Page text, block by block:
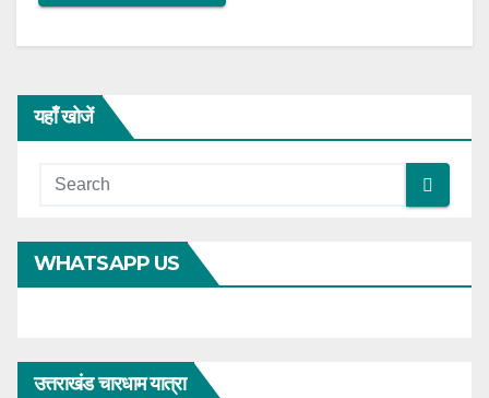
यहाँ खोजें
WHATSAPP US
उत्तराखंड चारधाम यात्रा